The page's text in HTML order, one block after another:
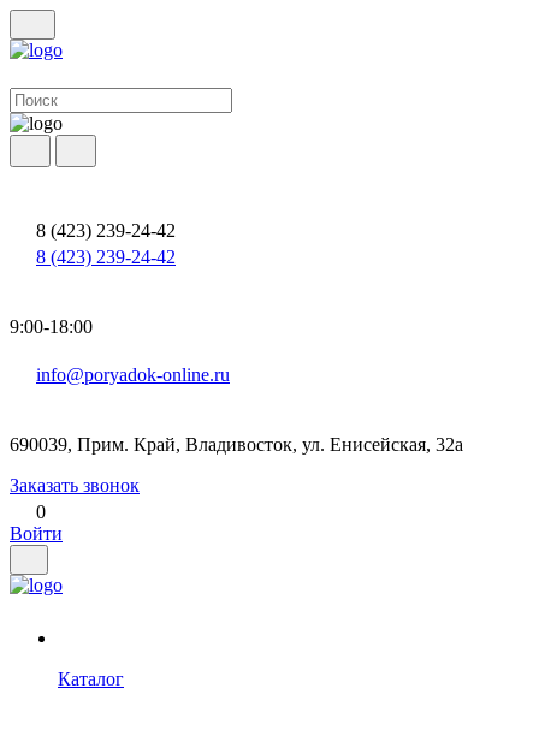
8 (423) 239-24-42
8 (423) 239-24-42
9:00-18:00
info@poryadok-online.ru
690039, Прим. Край, Владивосток, ул. Енисейская, 32а
Заказать звонок
0
Войти
Каталог